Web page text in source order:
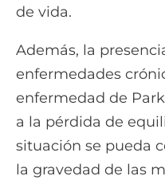
de vida.
Además, la
enfermedades
enfermedad de
a la pérdida de
situación se pueda
la gravedad de las